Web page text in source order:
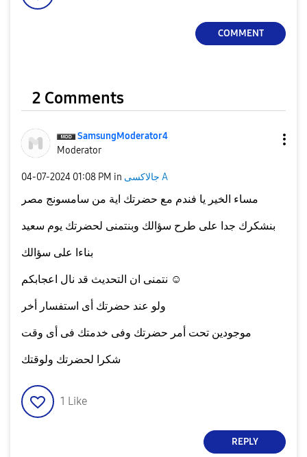
COMMENT
2 Comments
SamsungModerator4
Moderator
‎04-07-2024 01:08 PM in جالاكسى A
مساء الخير يا فندم مع حضرتك اية من سامسونج مصر
بنشكرك جدا على طرح سؤالك وبنتمنى لحضرتك يوم سعيد
بناءا على سؤالك
نتمنى ان التحديث قد نال اعجابكم ☺
ولو عند حضرتك أى استفسار أخر
موجودين تحت أمر حضرتك وفى خدمتك فى أى وقت
شكرا لحضرتك ولوقتك
1 Like
REPLY